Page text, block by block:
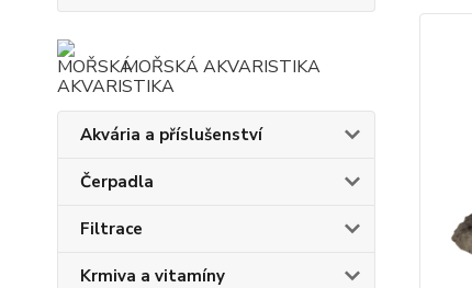
MOŘSKÁ AKVARISTIKA
Akvária a příslušenství
Čerpadla
Filtrace
Krmiva a vitamíny